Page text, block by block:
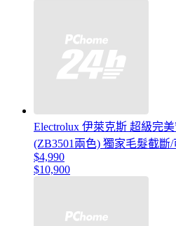
Electrolux 伊萊克斯 超級完
(ZB3501兩色) 獨家毛髮截斷
$4,990
$10,900